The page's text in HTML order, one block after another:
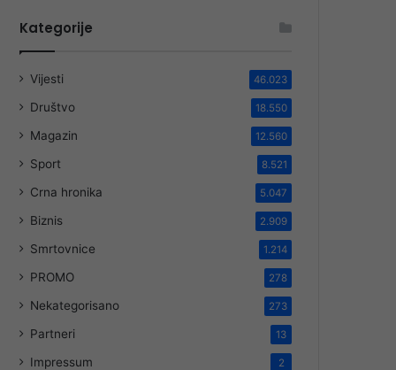
Kategorije
Vijesti 46.023
Društvo 18.550
Magazin 12.560
Sport 8.521
Crna hronika 5.047
Biznis 2.909
Smrtovnice 1.214
PROMO 278
Nekategorisano 273
Partneri 13
Impressum 2